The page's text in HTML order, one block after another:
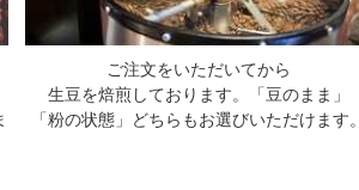
ご注文をいただいてから
生豆を焙煎しております。「豆のまま」
「粉の状態」どちらもお選びいただけます。